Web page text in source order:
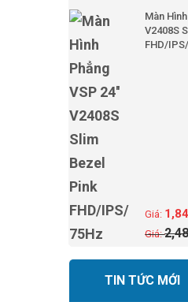
Màn
V2408S
FHD/
TIN TỨC MỚI